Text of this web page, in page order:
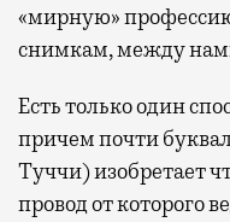
«мирную»
снимкам, между
Есть только один
причем почти
Туччи) изобретает
провод от которого